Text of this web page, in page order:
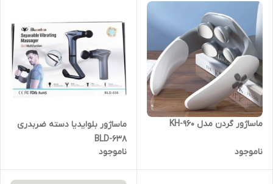
ماساژور گردن مدل KH-960
ناموجود
ماساژور بلوایدیا دسته ضربدری
BLD-638
ناموجود